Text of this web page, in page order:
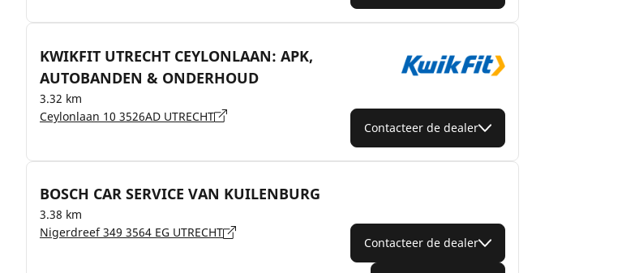
KWIKFIT UTRECHT CEYLONLAAN: APK,
AUTOBANDEN & ONDERHOUD
3.32 km
Ceylonlaan 10 3526AD UTRECHT
Contacteer de dealer
BOSCH CAR SERVICE VAN KUILENBURG
3.38 km
Nigerdreef 349 3564 EG UTRECHT
Contacteer de dealer